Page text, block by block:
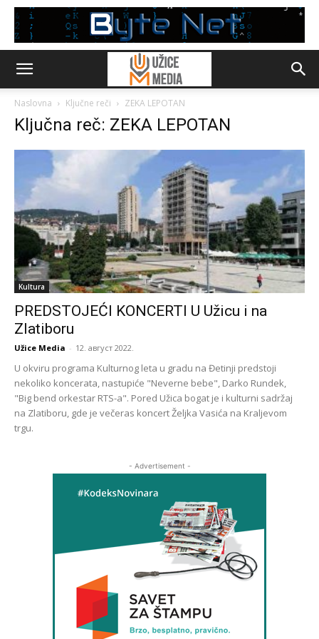
Naslovna Ključne reči ZEKA LEPOTAN
Ključna reč: ZEKA LEPOTAN
Kultura
PREDSTOJEĆI KONCERTI U Užicu i na
Zlatiboru
Užice Media - 12. август 2022.
U okviru programa Kulturnog leta u gradu na Đetinji predstoji
nekoliko koncerata, nastupiće "Neverne bebe", Darko Rundek,
"Big bend orkestar RTS-a". Pored Užica bogat je i kulturni sadržaj
na Zlatiboru, gde je večeras koncert Željka Vasića na Kraljevom
trgu.
- Advertisement -